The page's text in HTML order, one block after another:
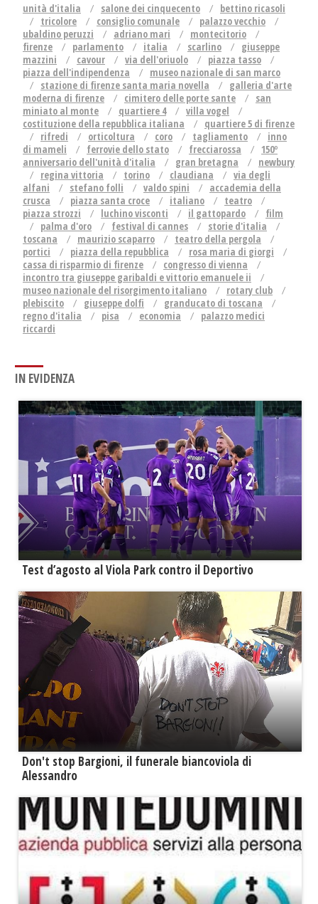
unità d'italia salone dei cinquecento
bettino ricasoli
tricolore
consiglio comunale
palazzo vecchio
ubaldino peruzzi
adriano mari
montecitorio
firenze
parlamento italia scarlino
giuseppe
mazzini
cavour via dell'oriuolo
piazza tasso
piazza dell'indipendenza
museo nazionale di san marco
stazione di firenze santa maria novella
galleria d'arte
moderna di firenze
cimitero delle porte sante
san
miniato al monte
quartiere 4
villa vogel
costituzione della repubblica italiana
quartiere 5 di firenze
rifredi
orticoltura coro tagliamento
inno
di mameli
ferrovie dello stato frecciarossa
150º
anniversario dell'unità d'italia
gran bretagna
newbury
regina vittoria
torino claudiana
via degli
alfani
stefano folli valdo spini
accademia della
crusca
piazza santa croce italiano
teatro
piazza strozzi
luchino visconti il gattopardo
film
palma d'oro
festival di cannes
storie d'italia
toscana
maurizio scaparro
teatro della pergola
portici
piazza della repubblica
rosa maria di giorgi
cassa di risparmio di firenze
congresso di vienna
incontro tra giuseppe garibaldi e vittorio emanuele ii
museo nazionale del risorgimento italiano
rotary club
plebiscito
giuseppe dolfi
granducato di toscana
regno d'italia
pisa economia
palazzo medici
riccardi
IN EVIDENZA
Test d’agosto al Viola Park contro il Deportivo
Don't stop Bargioni, il funerale biancoviola di
Alessandro